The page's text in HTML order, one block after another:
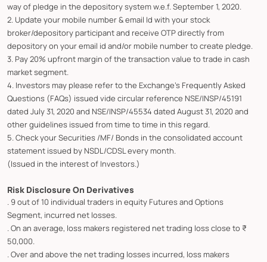
way of pledge in the depository system w.e.f. September 1, 2020.
2. Update your mobile number & email Id with your stock
broker/depository participant and receive OTP directly from
depository on your email id and/or mobile number to create pledge.
3. Pay 20% upfront margin of the transaction value to trade in cash
market segment.
4. Investors may please refer to the Exchange's Frequently Asked
Questions (FAQs) issued vide circular reference NSE/INSP/45191
dated July 31, 2020 and NSE/INSP/45534 dated August 31, 2020 and
other guidelines issued from time to time in this regard.
5. Check your Securities /MF/ Bonds in the consolidated account
statement issued by NSDL/CDSL every month.
(Issued in the interest of Investors.)
Risk Disclosure On Derivatives
. 9 out of 10 individual traders in equity Futures and Options
Segment, incurred net losses.
. On an average, loss makers registered net trading loss close to ₹
50,000.
. Over and above the net trading losses incurred, loss makers